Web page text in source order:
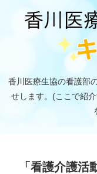
香川医療生協の看護部
せします。(ここで紹
「看護介護活